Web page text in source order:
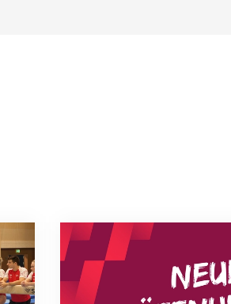
Neue Empfangszeiten